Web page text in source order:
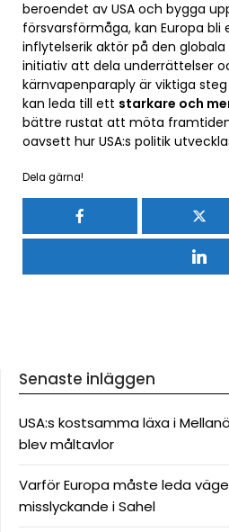
beroendet av USA och bygga
försvarsförmåga, kan Europa
inflytelserik aktör på den globala
initiativ att dela underrättelser
kärnvapenparaply är viktiga
kan leda till ett starkare och
bättre rustat att möta
oavsett hur USA:s politik
Dela gärna!
Senaste inläggen
USA:s kostsamma läxa i
blev måltavlor
Varför Europa måste leda
misslyckande i Sahel